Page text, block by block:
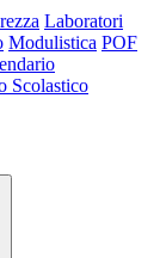
Laboratori
Modulistica POF
Scolastico